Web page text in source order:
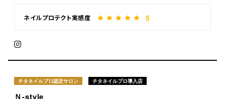
ネイルプロテクト実感度 5
チタネイルプロ認定サロン チタネイルプロ導入店
Ｎ-style